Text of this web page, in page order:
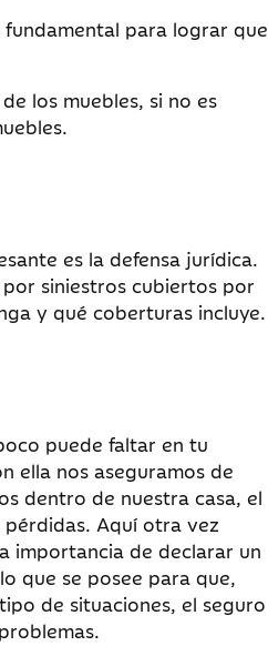
para lograr que
los muebles, si no es
es la defensa jurídica.
siniestros cubiertos por
y qué coberturas incluye.
puede faltar en tu
ella nos aseguramos de
dentro de nuestra casa, el
Aquí otra vez
importancia de declarar un
que se posee para que,
de situaciones, el seguro